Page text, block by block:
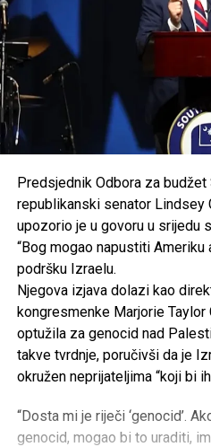
Predsjednik Odbora za budžet
republikanski senator Lindsey
upozorio je u govoru u srijedu
“Bog mogao napustiti
podršku Izraelu.
Njegova izjava dolazi kao
kongresmenke Marjorie Taylor
optužila za genocid nad
takve tvrdnje, poručivši da je
okružen neprijateljima “koji bi
“Dosta mi je riječi ‘genocid’.
genocid, mogao bi to uraditi,